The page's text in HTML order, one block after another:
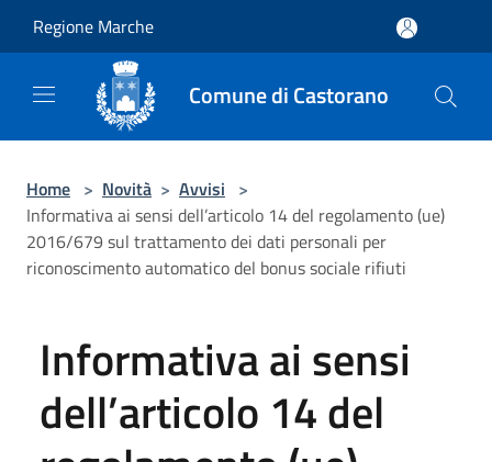
Regione Marche
Comune di Castorano
Home > Novità > Avvisi >
Informativa ai sensi dell’articolo 14 del regolamento (ue)
2016/679 sul trattamento dei dati personali per
riconoscimento automatico del bonus sociale rifiuti
Informativa ai sensi
dell’articolo 14 del